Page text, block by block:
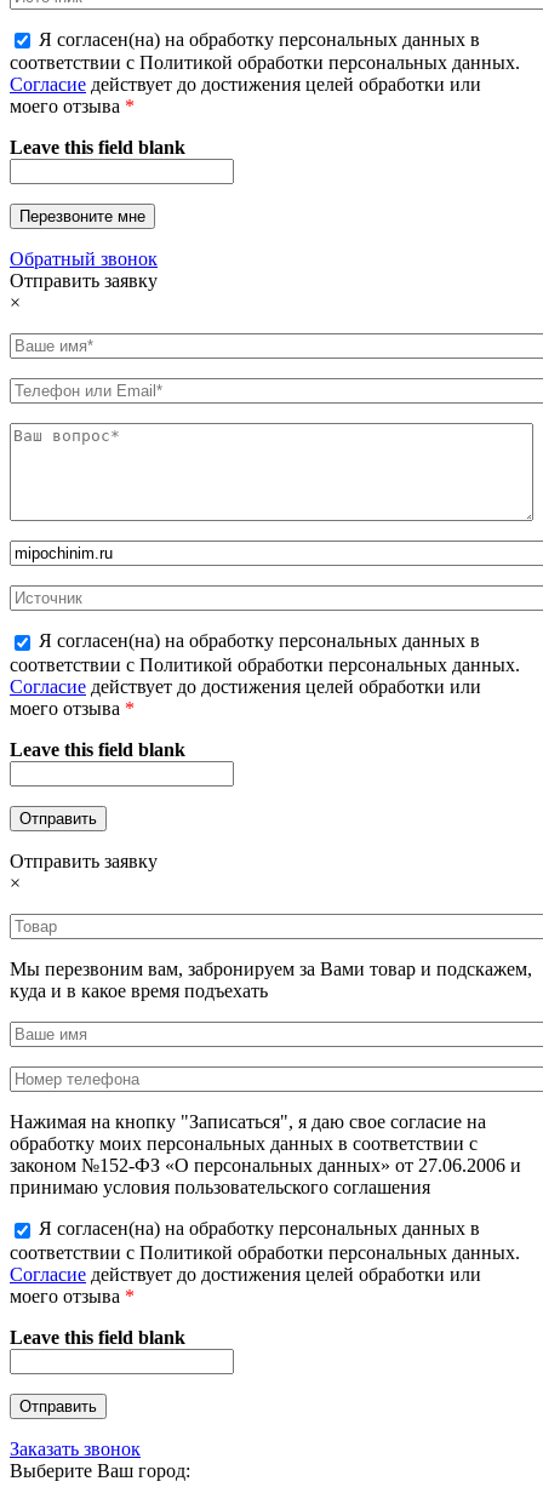
Я согласен(на) на обработку персональных данных в
соответствии с Политикой обработки персональных данных.
Согласие действует до достижения целей обработки или
моего отзыва *
Leave this field blank
Обратный звонок
Отправить заявку
×
Я согласен(на) на обработку персональных данных в
соответствии с Политикой обработки персональных данных.
Согласие действует до достижения целей обработки или
моего отзыва *
Leave this field blank
Отправить заявку
×
Мы перезвоним вам, забронируем за Вами товар и подскажем,
куда и в какое время подъехать
Нажимая на кнопку "Записаться", я даю свое согласие на
обработку моих персональных данных в соответствии с
законом №152-ФЗ «О персональных данных» от 27.06.2006 и
принимаю условия пользовательского соглашения
Я согласен(на) на обработку персональных данных в
соответствии с Политикой обработки персональных данных.
Согласие действует до достижения целей обработки или
моего отзыва *
Leave this field blank
Заказать звонок
Выберите Ваш город: